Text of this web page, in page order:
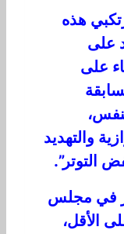
هذه
على
على
والتهديد
التوتر”.
في مجلس
الأقل،